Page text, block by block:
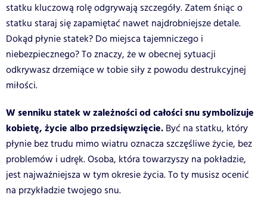
statku kluczową rolę odgrywają szczegóły. Zatem śniąc o
statku staraj się zapamiętać nawet najdrobniejsze detale.
Dokąd płynie statek? Do miejsca tajemniczego i
niebezpiecznego? To znaczy, że w obecnej sytuacji
odkrywasz drzemiące w tobie siły z powodu destrukcyjnej
miłości.
W senniku statek w zależności od całości snu symbolizuje
kobietę, życie albo przedsięwzięcie. Być na statku, który
płynie bez trudu mimo wiatru oznacza szczęśliwe życie, bez
problemów i udręk. Osoba, która towarzyszy na pokładzie,
jest najważniejsza w tym okresie życia. To ty musisz ocenić
na przykładzie twojego snu.